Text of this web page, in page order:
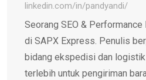
linkedin.com/in/pandyandi/
Seorang SEO &
di SAPX Express. Penulis
bidang ekspedisi dan logistik
terlebih untuk pengiriman